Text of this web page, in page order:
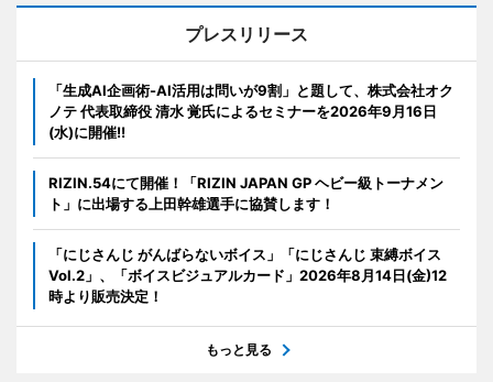
プレスリリース
「生成AI企画術-AI活用は問いが9割」と題して、株式会社オク
ノテ 代表取締役 清水 覚氏によるセミナーを2026年9月16日
(水)に開催!!
RIZIN.54にて開催！「RIZIN JAPAN GP ヘビー級トーナメン
ト」に出場する上田幹雄選手に協賛します！
「にじさんじ がんばらないボイス」「にじさんじ 束縛ボイス
Vol.2」、「ボイスビジュアルカード」2026年8月14日(金)12
時より販売決定！
もっと見る